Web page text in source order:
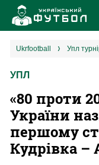
ukrfootball упл
УПЛ
«80 проти
України
першому
Кудрівка –